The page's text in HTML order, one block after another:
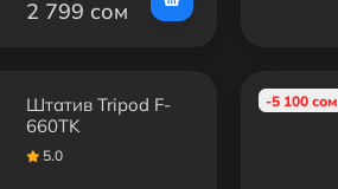
2 799 сом
Штатив Tripod F-
660TK
5.0
-5 100 сом